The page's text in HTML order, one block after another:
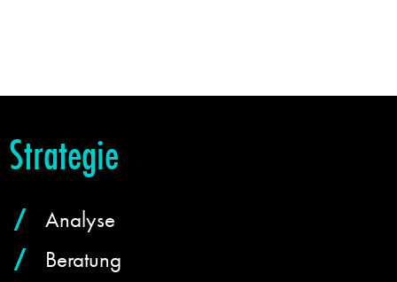
Strategie
Analyse
Beratung